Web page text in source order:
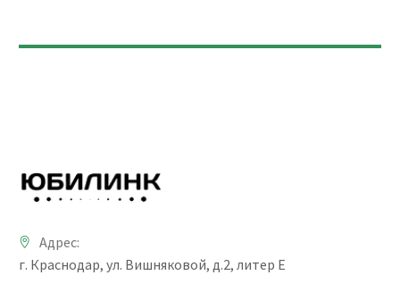
Адрес:
г. Краснодар, ул. Вишняковой, д.2, литер Е